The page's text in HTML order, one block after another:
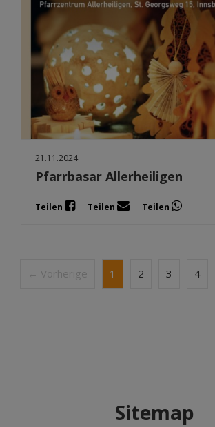
21.11.2024
Pfarrbasar Allerheiligen
Teilen Teilen Teilen
← Vorherige 1 2 3 4
Sitemap